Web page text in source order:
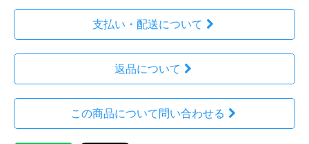
支払い・配送について
返品について
この商品について問い合わせる